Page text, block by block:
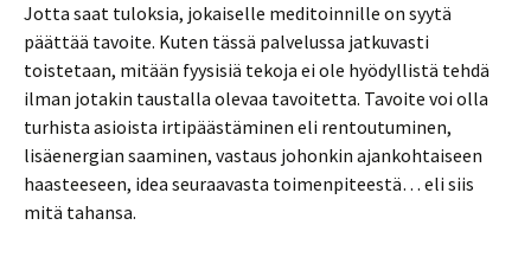
Jotta saat tuloksia, jokaiselle meditoinnille on syytä
päättää tavoite. Kuten tässä palvelussa jatkuvasti
toistetaan, mitään fyysisiä tekoja ei ole hyödyllistä tehdä
ilman jotakin taustalla olevaa tavoitetta. Tavoite voi olla
turhista asioista irtipäästäminen eli rentoutuminen,
lisäenergian saaminen, vastaus johonkin ajankohtaiseen
haasteeseen, idea seuraavasta toimenpiteestä… eli siis
mitä tahansa.